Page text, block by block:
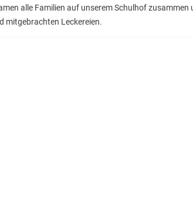
alle Familien auf unserem Schulhof
mitgebrachten Leckereien.